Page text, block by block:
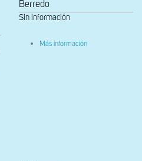
Berredo
Sin información
Más información